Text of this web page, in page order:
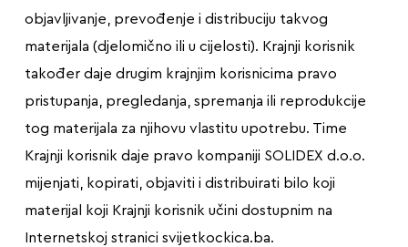
objavljivanje, prevođenje i distribuciju takvog
materijala (djelomično ili u cijelosti). Krajnji korisnik
također daje drugim krajnjim korisnicima pravo
pristupanja, pregledanja, spremanja ili reprodukcije
tog materijala za njihovu vlastitu upotrebu. Time
Krajnji korisnik daje pravo kompaniji SOLIDEX d.o.o.
mijenjati, kopirati, objaviti i distribuirati bilo koji
materijal koji Krajnji korisnik učini dostupnim na
Internetskoj stranici svijetkockica.ba.